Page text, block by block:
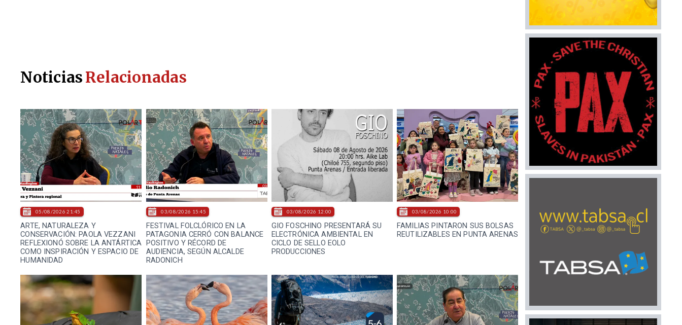
ARTE, NATURALEZA Y
CONSERVACIÓN: PAOLA VEZZANI
REFLEXIONÓ SOBRE LA ANTÁRTICA
COMO INSPIRACIÓN Y ESPACIO DE
HUMANIDAD
05/08/2026 21:45
FESTIVAL FOLCLÓRICO EN LA
PATAGONIA CERRÓ CON BALANCE
POSITIVO Y RÉCORD DE
AUDIENCIA, SEGÚN ALCALDE
RADONICH
03/08/2026 15:45
GIO FOSCHINO PRESENTARÁ SU
ELECTRÓNICA AMBIENTAL EN
CICLO DE SELLO EOLO
PRODUCCIONES
03/08/2026 12:00
FAMILIAS PINTARON SUS BOLSAS
REUTILIZABLES EN PUNTA ARENAS
03/08/2026 10:00
NoticiasRelacionadas